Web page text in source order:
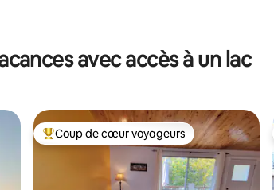
: 4,94 sur 5
avec accès à un lac
Coups de cœur voyageurs les plus appréciés
Coup de cœur voyageurs